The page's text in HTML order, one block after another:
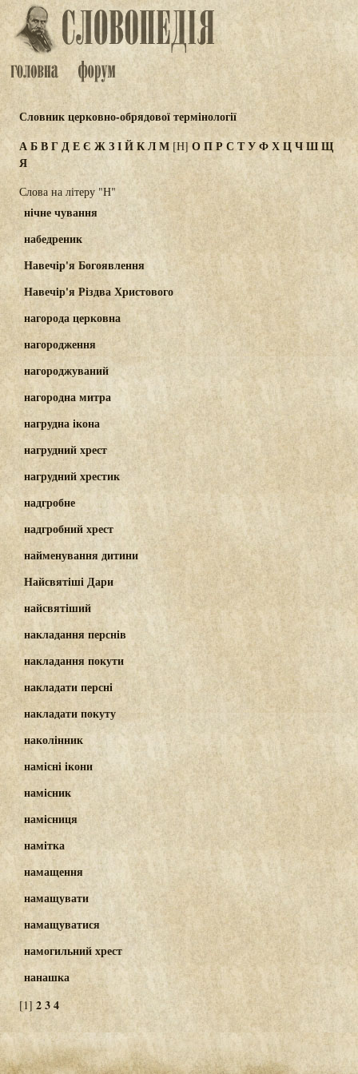
Словник церковно-обрядової термінології
АБВГДЕЄ ЖЗІЙКЛМ[Н] ОПРСТУФХЦЧШЩ
Я
Слова на літеру "Н"
нічне чування
набедреник
Навечір'я Богоявлення
Навечір'я Різдва Христового
нагорода церковна
нагородження
нагороджуваний
нагородна митра
нагрудна ікона
нагрудний хрест
нагрудний хрестик
надгробне
надгробний хрест
найменування дитини
Найсвятіші Дари
найсвятіший
накладання перснів
накладання покути
накладати персні
накладати покуту
наколінник
намісні ікони
намісник
намісниця
намітка
намащення
намащувати
намащуватися
намогильний хрест
нанашка
[1] 234